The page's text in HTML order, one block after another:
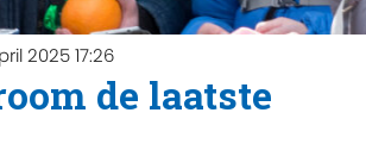
2025 17:26
de laatste